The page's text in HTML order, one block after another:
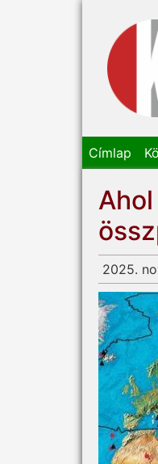
Címlap
2025.